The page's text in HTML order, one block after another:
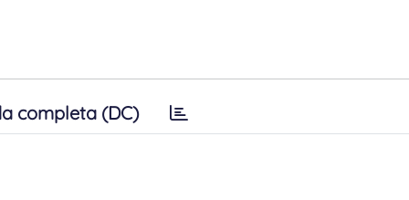
completa (DC)